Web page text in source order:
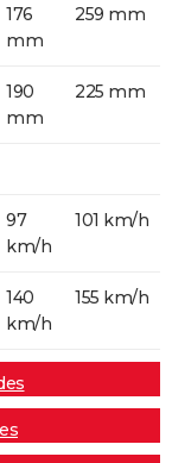
176
mm
259 mm
190
mm
225 mm
97
km/h
101 km/h
140
km/h
155 km/h